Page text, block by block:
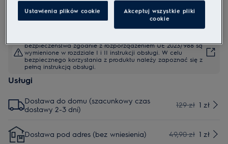
bezpieczeństwa zgodnie z rozporządzeniem UE 2023/988 są
wymienione w rozdziale I i II instrukcji obsługi. W celu
bezpiecznego korzystania z produktu należy zapoznać się z
pełną instrukcją obsługi.
Usługi
Dostawa do domu (szacunkowy czas
dostawy 2-3 dni)
129 zł 1 zł
Dostawa pod adres (bez wniesienia) 49,90 zł 1 zł
Ustawienia plików cookie
Akceptuj wszystkie pliki
cookie